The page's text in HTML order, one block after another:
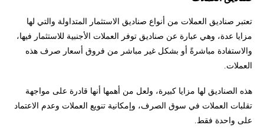
تعتبر صناديق العملات من أنواع صناديق الاستثمار المتداولة والتي لها
مزايا عدة، وهي عبارة عن صناديق توفر العملات الأجنبية للاستثمار فيها،
والاستفادة مباشرةً أو بشكل غير مباشر من فروق أسعار صرف هذه
العملات.
هذه الصناديق لها مزايا كبيرة، ولعل من أهمها أنها قادرة على مواجهة
تقلبات العملات في سوق الصرف، وإمكانية تنويع العملات وعدم الاعتماد
على واحدة فقط.